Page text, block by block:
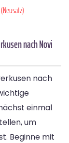
nach Novi
nach
einmal
um
Beginne mit